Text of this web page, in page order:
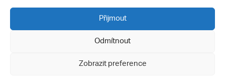
Přijmout
Odmítnout
Zobrazit preference
Přípravné kurzy
Všechna práva vyhrazena